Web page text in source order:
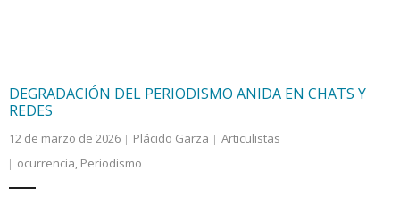
DEGRADACIÓN DEL PERIODISMO ANIDA EN CHATS Y
REDES
12 de marzo de 2026 Plácido Garza
Articulistas
ocurrencia, Periodismo